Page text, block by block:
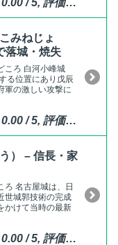
0.00 / 5, 評価済
みねじょ
落城・焼失
ころ 白河小峰城
る位置にあり戊辰
軍の激しい攻撃に
0.00 / 5, 評価済
） – 信長・家
ろ 名古屋城は、日
世城郭技術の完成
かけて当時の最新
0.00 / 5, 評価済